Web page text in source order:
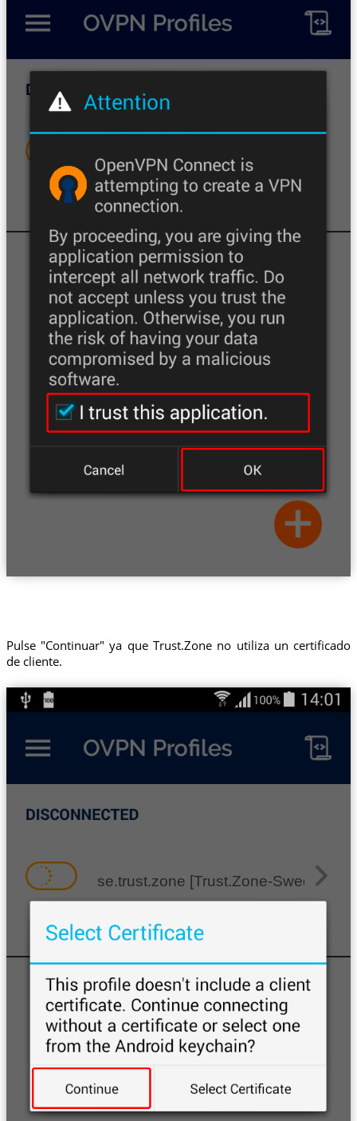
Pulse "Continuar" ya que Trust.Zone no utiliza un certificado
de cliente.
se.trust.zone [Trust.Zone-Sweden]